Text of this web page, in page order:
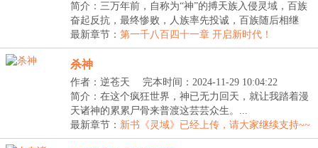
简介：三万年前，自称为“神”的搏天族入侵灵域，百族
奋起反抗，最终惨败，人族率先投诚，百族随后相继
臣...
最新章节： 第一千八百四十一章 开启新时代！
杀神
作者：逆苍天
完本时间：2024-11-29 10:04:22
简介：在这个疯狂世界，神已无力回天，就让我踏着漫
天诸神的累累尸骨来普渡这芸芸众生。...
最新章节： 新书《灵域》已经上传，请大家继续支持~~